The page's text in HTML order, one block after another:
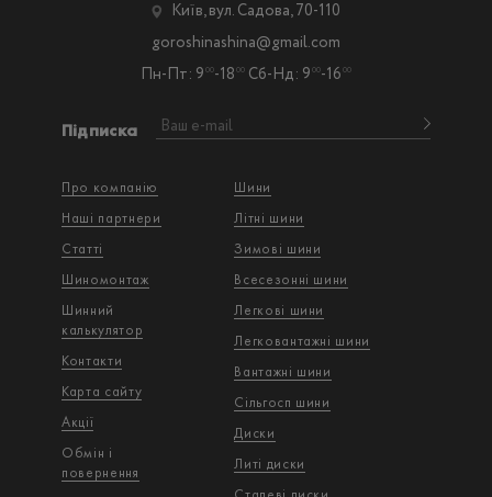
Про компанію
Наші партнери
Статті
Шиномонтаж
Шинний
калькулятор
Контакти
Карта сайту
Акції
Обмін і
повернення
Шини
Літні шини
Зимові шини
Всесезонні шини
Легкові шини
Легковантажнi шини
Вантажнi шини
Сільгосп шини
Диски
Литі диски
Підписка
Київ, вул. Садова, 70-110
Пн-Пт: 9 00-18 00 Сб-Нд: 9 00-16 00
goroshinashina@gmail.com